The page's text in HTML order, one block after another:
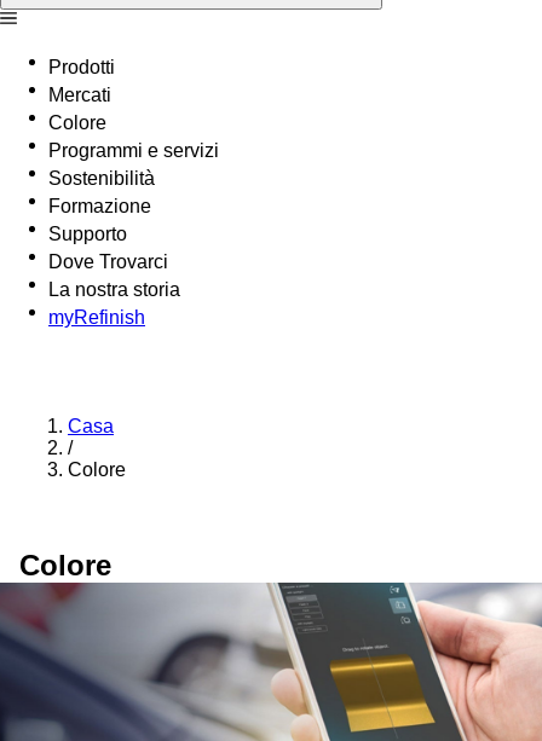
Prodotti
Mercati
Colore
Programmi e servizi
Sostenibilità
Formazione
Supporto
Dove Trovarci
La nostra storia
myRefinish
Casa
/
Colore
Colore